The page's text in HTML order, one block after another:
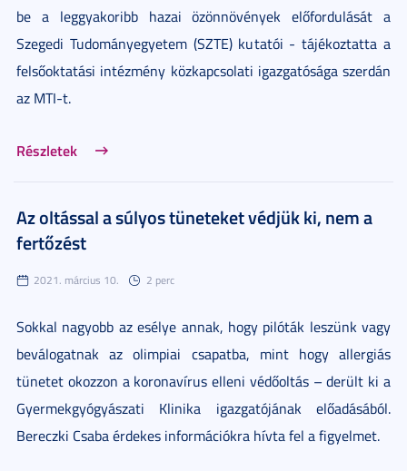
be a leggyakoribb hazai özönnövények előfordulását a
Szegedi Tudományegyetem (SZTE) kutatói - tájékoztatta a
felsőoktatási intézmény közkapcsolati igazgatósága szerdán
az MTI-t.
Részletek
Az oltással a súlyos tüneteket védjük ki, nem a
fertőzést
2021. március 10. 2 perc
Sokkal nagyobb az esélye annak, hogy pilóták leszünk vagy
beválogatnak az olimpiai csapatba, mint hogy allergiás
tünetet okozzon a koronavírus elleni védőoltás – derült ki a
Gyermekgyógyászati Klinika igazgatójának előadásából.
Bereczki Csaba érdekes információkra hívta fel a figyelmet.